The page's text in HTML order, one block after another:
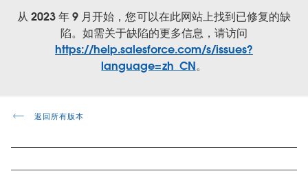
从 2023 年 9 月开始，您可以在此网站上找到已修复的缺
陷。如需关于缺陷的更多信息，请访问
https://help.salesforce.com/s/issues?
language=zh_CN。
返回所有版本